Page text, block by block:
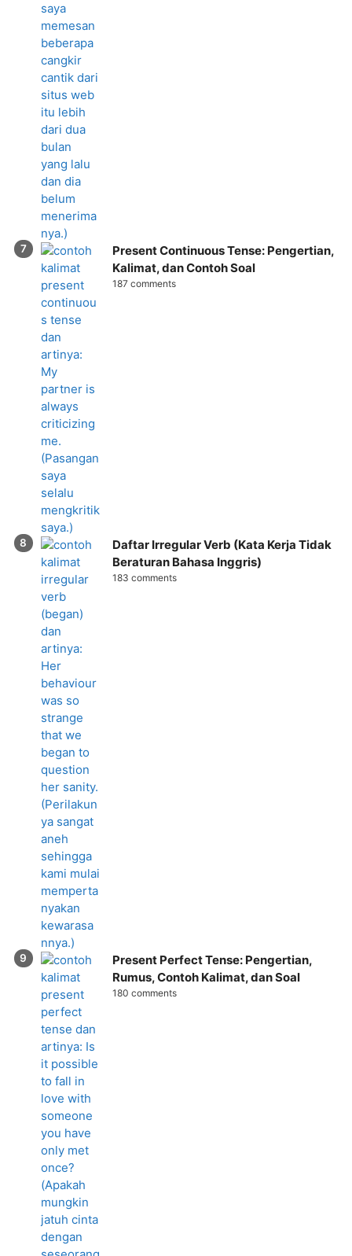
Present Continuous Tense: Pengertian,
Kalimat, dan Contoh Soal
187 comments
Daftar Irregular Verb (Kata Kerja Tidak
Beraturan Bahasa Inggris)
183 comments
Present Perfect Tense: Pengertian,
Rumus, Contoh Kalimat, dan Soal
180 comments